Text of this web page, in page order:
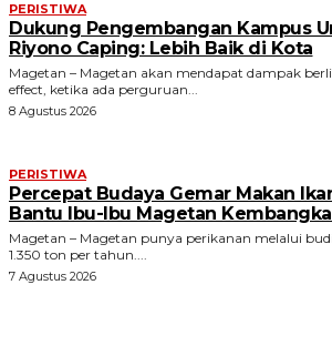
PERISTIWA
Dukung Pengembangan Kampus
Riyono Caping: Lebih Baik di Kota
Magetan – Magetan akan mendapat dampak
effect, ketika ada perguruan...
8 Agustus 2026
PERISTIWA
Percepat Budaya Gemar Makan
Bantu Ibu-Ibu Magetan
Magetan – Magetan punya perikanan melalui
1.350 ton per tahun....
7 Agustus 2026